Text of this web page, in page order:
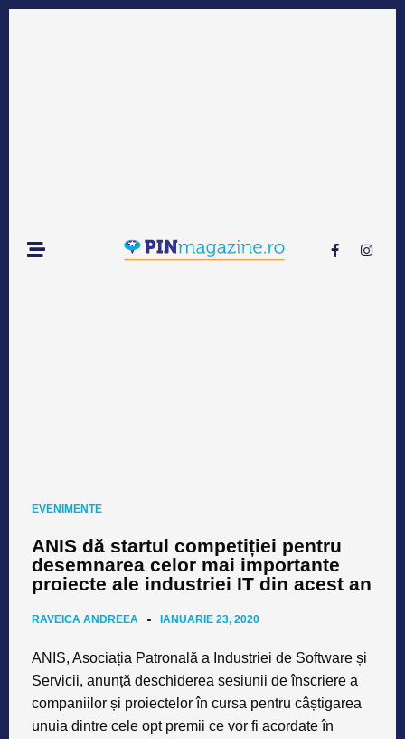
EVENIMENTE
ANIS dă startul competiției pentru
desemnarea celor mai importante
proiecte ale industriei IT din acest an
RAVEICA ANDREEA IANUARIE 23, 2020
ANIS, Asociația Patronală a Industriei de Software și
Servicii, anunță deschiderea sesiunii de înscriere a
companiilor și proiectelor în cursa pentru câștigarea
unuia dintre cele opt premii ce vor fi acordate în